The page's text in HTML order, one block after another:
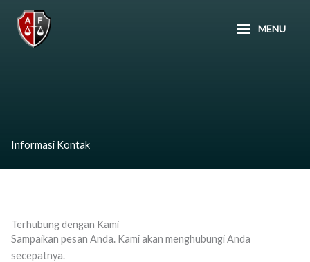
konten
MENU
Informasi Kontak
Terhubung dengan Kami
Sampaikan pesan Anda. Kami akan menghubungi Anda
secepatnya.